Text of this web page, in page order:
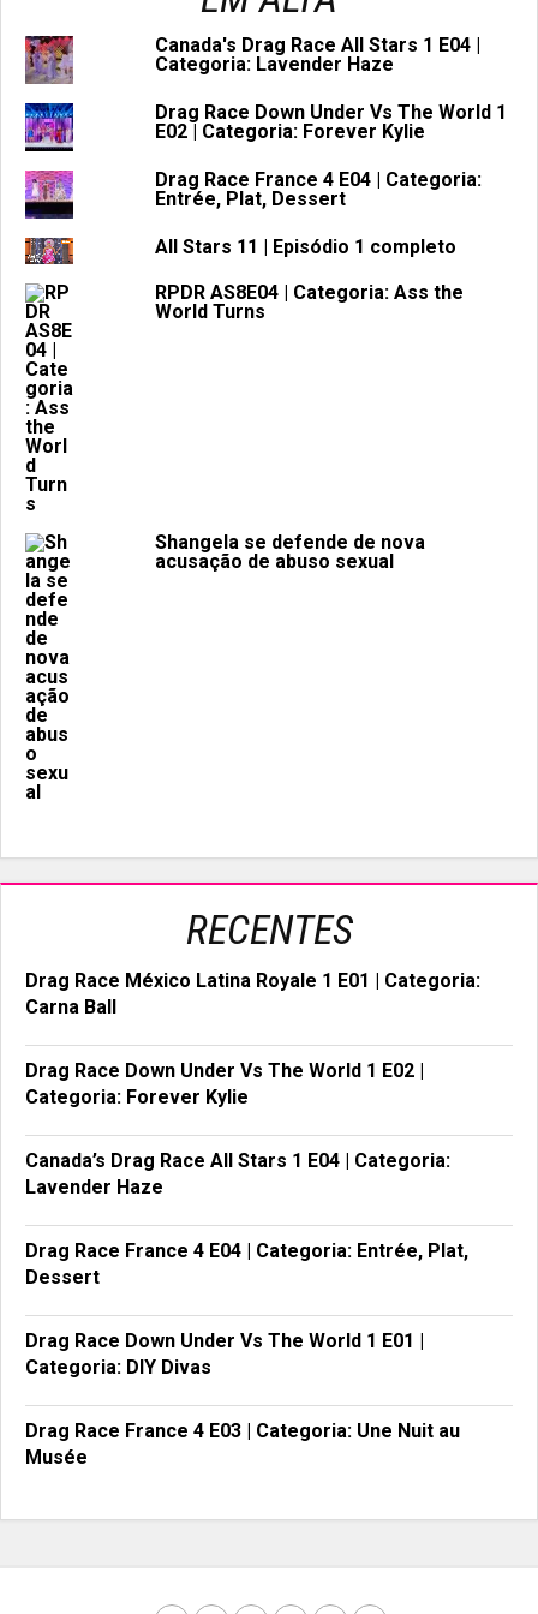
Canada's Drag Race All Stars 1 E04 |
Categoria: Lavender Haze
Drag Race Down Under Vs The World 1
E02 | Categoria: Forever Kylie
Drag Race France 4 E04 | Categoria:
Entrée, Plat, Dessert
All Stars 11 | Episódio 1 completo
RPDR AS8E04 | Categoria: Ass the
World Turns
Shangela se defende de nova
acusação de abuso sexual
RECENTES
Drag Race México Latina Royale 1 E01 | Categoria:
Carna Ball
Drag Race Down Under Vs The World 1 E02 |
Categoria: Forever Kylie
Canada’s Drag Race All Stars 1 E04 | Categoria:
Lavender Haze
Drag Race France 4 E04 | Categoria: Entrée, Plat,
Dessert
Drag Race Down Under Vs The World 1 E01 |
Categoria: DIY Divas
Drag Race France 4 E03 | Categoria: Une Nuit au
Musée